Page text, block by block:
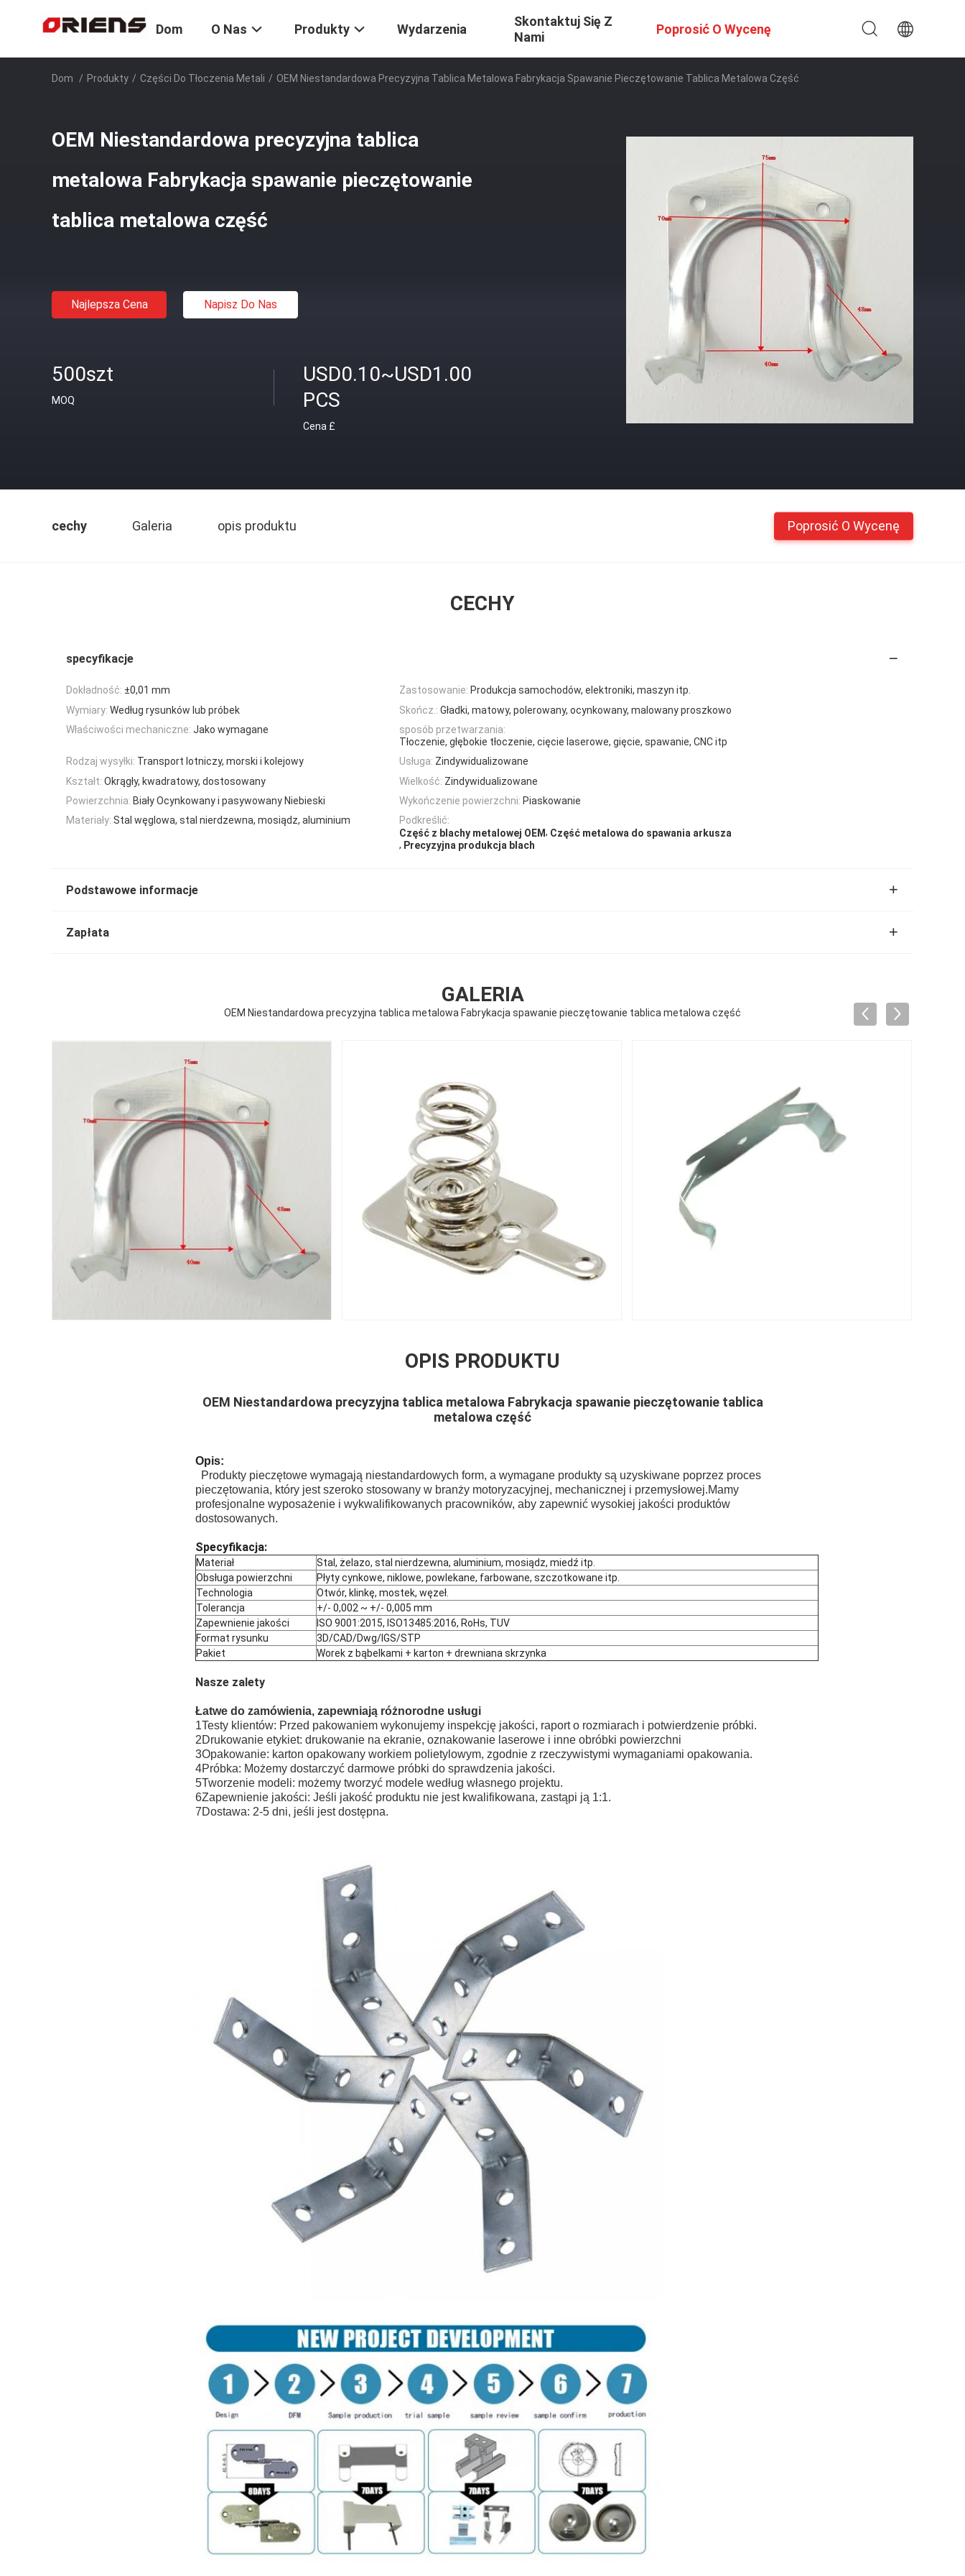
Dom O Nas Produkty Wydarzenia
Skontaktuj Się Z
Nami
Poprosić O Wycenę
Dom / Produkty / Części Do Tłoczenia Metali / OEM Niestandardowa Precyzyjna Tablica Metalowa Fabrykacja Spawanie Pieczętowanie Tablica Metalowa Część
OEM Niestandardowa precyzyjna tablica
metalowa Fabrykacja spawanie pieczętowanie
tablica metalowa część
Najlepsza Cena Napisz Do Nas
500szt
MOQ
USD0.10~USD1.00
PCS
Cena £
cechy Galeria opis produktu Poprosić O Wycenę
CECHY
specyfikacje
Dokładność: ±0,01 mm Zastosowanie: Produkcja samochodów, elektroniki, maszyn itp.
Wymiary: Według rysunków lub próbek Skończ.: Gładki, matowy, polerowany, ocynkowany, malowany proszkowo
Właściwości mechaniczne: Jako wymagane
sposób przetwarzania:
Tłoczenie, głębokie tłoczenie, cięcie laserowe, gięcie, spawanie, CNC itp
Rodzaj wysyłki: Transport lotniczy, morski i kolejowy Usługa: Zindywidualizowane
Kształt: Okrągły, kwadratowy, dostosowany Wielkość: Zindywidualizowane
Powierzchnia: Biały Ocynkowany i pasywowany Niebieski Wykończenie powierzchni: Piaskowanie
Materiały: Stal węglowa, stal nierdzewna, mosiądz, aluminium
Podkreślić:
Część z blachy metalowej OEM, Część metalowa do spawania arkusza
, Precyzyjna produkcja blach
Podstawowe informacje
Zapłata
GALERIA
OEM Niestandardowa precyzyjna tablica metalowa Fabrykacja spawanie pieczętowanie tablica metalowa część
OPIS PRODUKTU
OEM Niestandardowa precyzyjna tablica metalowa Fabrykacja spawanie pieczętowanie tablica
metalowa część
Opis:
Produkty pieczętowe wymagają niestandardowych form, a wymagane produkty są uzyskiwane poprzez proces
pieczętowania, który jest szeroko stosowany w branży motoryzacyjnej, mechanicznej i przemysłowej.Mamy
profesjonalne wyposażenie i wykwalifikowanych pracowników, aby zapewnić wysokiej jakości produktów
dostosowanych.
Specyfikacja:
Materiał
Stal, żelazo, stal nierdzewna, aluminium, mosiądz, miedź itp.
Obsługa powierzchni
Płyty cynkowe, niklowe, powlekane, farbowane, szczotkowane itp.
Technologia
Otwór, klinkę, mostek, węzeł.
Tolerancja
+/- 0,002 ~ +/- 0,005 mm
Zapewnienie jakości
ISO 9001:2015, ISO13485:2016, RoHs, TUV
Format rysunku
3D/CAD/Dwg/IGS/STP
Pakiet
Worek z bąbelkami + karton + drewniana skrzynka
Nasze zalety
Łatwe do zamówienia, zapewniają różnorodne usługi
1Testy klientów: Przed pakowaniem wykonujemy inspekcję jakości, raport o rozmiarach i potwierdzenie próbki.
2Drukowanie etykiet: drukowanie na ekranie, oznakowanie laserowe i inne obróbki powierzchni
3Opakowanie: karton opakowany workiem polietylowym, zgodnie z rzeczywistymi wymaganiami opakowania.
4Próbka: Możemy dostarczyć darmowe próbki do sprawdzenia jakości.
5Tworzenie modeli: możemy tworzyć modele według własnego projektu.
6Zapewnienie jakości: Jeśli jakość produktu nie jest kwalifikowana, zastąpi ją 1:1.
7Dostawa: 2-5 dni, jeśli jest dostępna.